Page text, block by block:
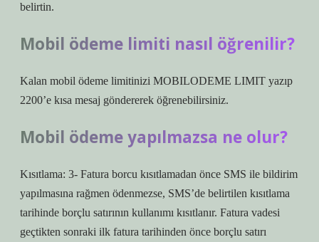
belirtin.
Mobil ödeme limiti nasıl öğrenilir?
Kalan mobil ödeme limitinizi MOBILODEME LIMIT yazıp
2200’e kısa mesaj göndererek öğrenebilirsiniz.
Mobil ödeme yapılmazsa ne olur?
Kısıtlama: 3- Fatura borcu kısıtlamadan önce SMS ile bildirim
yapılmasına rağmen ödenmezse, SMS’de belirtilen kısıtlama
tarihinde borçlu satırının kullanımı kısıtlanır. Fatura vadesi
geçtikten sonraki ilk fatura tarihinden önce borçlu satırı